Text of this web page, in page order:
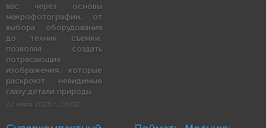
вас через основы
макрофотографии, от
выбора оборудования
до техник съемки,
позволяя создать
потрясающие
изображения, которые
раскроют невидимые
глазу детали природы.
22 июля 2026 г., 06:02